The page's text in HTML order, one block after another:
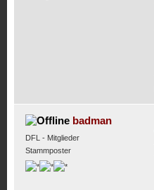
badman
DFL - Mitglieder
Stammposter